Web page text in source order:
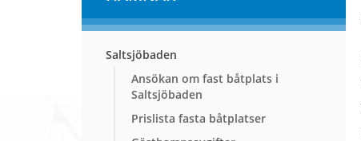
Saltsjöbaden
Ansökan om fast båtplats i
Saltsjöbaden
Prislista fasta båtplatser